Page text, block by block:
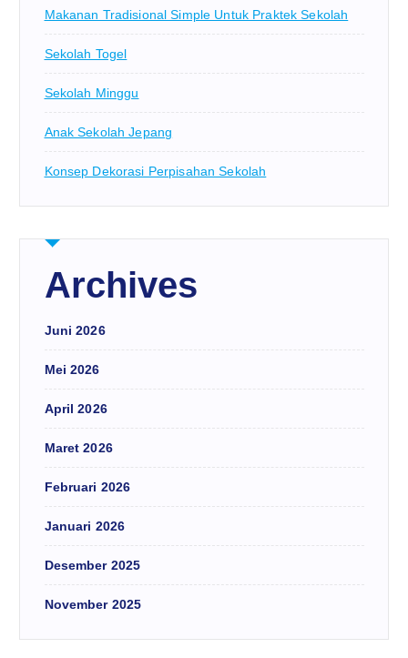
Makanan Tradisional Simple Untuk Praktek Sekolah
Sekolah Togel
Sekolah Minggu
Anak Sekolah Jepang
Konsep Dekorasi Perpisahan Sekolah
Archives
Juni 2026
Mei 2026
April 2026
Maret 2026
Februari 2026
Januari 2026
Desember 2025
November 2025